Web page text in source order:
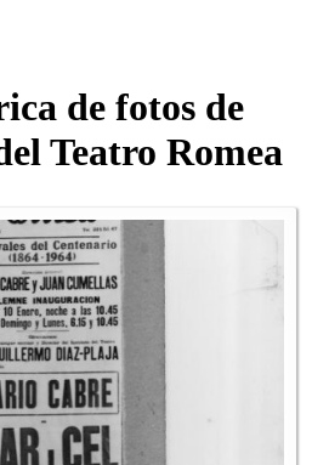
de fotos de
Teatro Romea